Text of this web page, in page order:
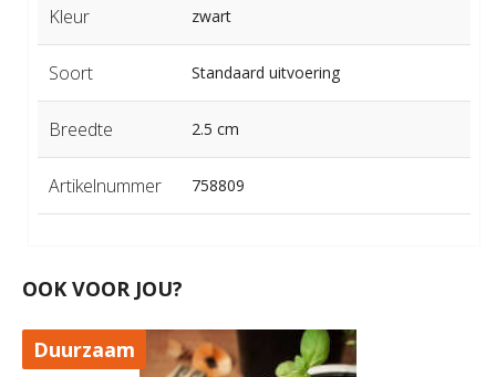
Kleur zwart
Soort Standaard uitvoering
Breedte 2.5 cm
Artikelnummer 758809
OOK VOOR JOU?
Duurzaam